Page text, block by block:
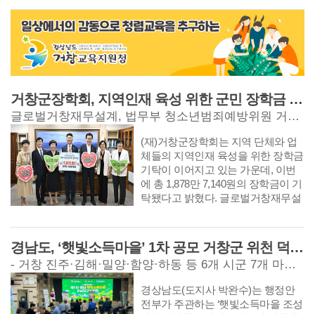
환영, 안전 관리, 환경 정비, 도로·교
통, 의료·방역 등 분야별 세부 추진계
획을 보고받고 추진 상황을 점검했
다. 또한 부서별 추진 과정에서 발생
하는 협조사항과 현안사항을 공유하
고, 성공적인 대회 개최를 위한 부서
간 협업 체계를 강화하는 방안을 중
점적으로 논의했다. 거창군은 앞으로
군 추진기획단 보고회를 정기적으로
하는 한편, 공동 개최 4개 군 실무협
의회와 경상남도, 경상남도체육회 등
유관기관과의 긴밀한 협력체계를 바
탕으로 체계적인 대회 준비에 박차를
가할 계획이다. 특히 개·폐회식 개최
담은 차별화된 개·폐회식 연출과 함
께 경기장 시설 개선, 선수단 및 방문
객 편의 제공, 손님맞이 준비, 홍보사
업 등을 차질 없이 추진해 서북부 경
남의 매력을 널리 알릴 수 있는 성공
적인 대회를 만든다는 방침이다. 이
광진흥과 신철규 주무관이 추진한
‘거창반값여행’이 선정됐다. 신철규
주무관은 인구감소지역 관광 활성화
를 위해 ‘2026 지역사랑 휴가지원 시
범사업’ 공모에 적극 대응해 전국 16
3억 원을 포함한 총 10억 원의 사업비
를 확보했다. 관광객 여행경비의
부 관광객 유치와 지역상권 활성화를
이끌어낸 점에서 높은 평가를 받았
다. 우수상은 ▲본연의 업무를 수행
하면서도 거창군 공식 SNS 활성화를
위해 짧은 영상 콘텐츠를 직접 기획·
수 80만 회를 돌파하는 등 ‘유쾌하고
방문하고 싶은 거창’의 이미지를 알
린 농업소득과 최인영 주무관 ▲고향
사랑기부제 지정기부를 통해 운영 재
공야간·심야약국 운영 기반을 마련해
군민의 야간 의료 공백을 해소한 보
호 거창읍장은 1994년 8월 1일 거창
군 가북면에서 첫 공직을 시작한 이
후 2020년 8월 사무관으로 승진한 뒤
가조면장과 환경과장, 의회사무과장,
산림과장을 거쳐 2025년 위천면장을
역임하고, 이번 8월 4일자 인사발령
으로 제34대 거창읍장으로 취임했다.
신종호 거창읍장은 취임사에서 “거창
읍은 거창군의 행정·경제·문화의 중
심이자 전국 군 단위 읍 가운데 가장
많은 인구를 보유한 핵심 지역”이라
며, “인구 3만 9천여 명의 삶과 지역의
미래를 책임진다는 사명감을 가지고
책임 있는 행정을 펼쳐 나가겠다”라
고 말했다. 이어 “읍민과 항상 소통하
결하는 열린 행정을 실천해 더욱 살
기 좋은 거창읍을 만들어 가겠다”라
읍장은 취임식을 마친 후 관내 주요
기관 방문하고, 마을 순회 좌담회를
거창군장학회, 지역인재 육성 위한 군민 장학금 기탁 잇따라
글로벌거창재무설계, 법무부 청소년범죄예방위원 거창지역협의회, 경남자동차전문정비사업조합 거창군지회, 외양간 구시, 거창오리영농회
(재)거창군장학회는 지역 단체와 업
체들의 지역인재 육성을 위한 장학금
기탁이 이어지고 있는 가운데, 이번
에 총 1,878만 7,140원의 장학금이 기
탁됐다고 밝혔다. 글로벌거창재무설
계 종사 30주년을 맞아 장학금 1,000
만 원을 기탁했다. 글로벌거창재무설
계는 지역 주민을 대상으로 무료 재
무설계 상담과 금융 교육을 정기적으
후원과 청년 지원사업 등 다양한 지
역 밀착형 사회공헌 활동을 이어가고
경남도, ‘햇빛소득마을’ 1차 공모 거창군 위천 덕거 마을 등 7개 마을 최종 선정
- 거창 진주·김해·밀양·함양·하동 등 6개 시군 7개 마을 확정 - 2차 공모에 14개 시군 47개 마을 대거 신청
경상남도(도지사 박완수)는 행정안
전부가 주관하는 ‘햇빛소득마을 조성